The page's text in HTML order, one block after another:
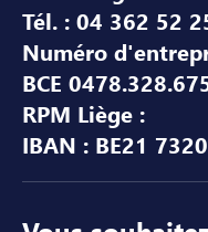
Tél. : 04 362 52
Numéro
BCE
RPM Liège :
IBAN : BE21